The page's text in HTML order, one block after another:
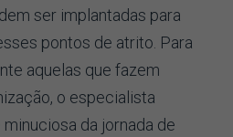
ser implantadas para
pontos de atrito. Para
aquelas que fazem
o especialista
da jornada de